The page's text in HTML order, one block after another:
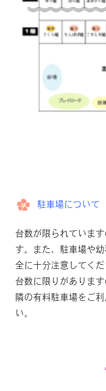
駐車場について
台数が限られていま
す。また、駐車場や
全に十分注意してくだ
台数に限りがありま
隣の有料駐車場をご
い。